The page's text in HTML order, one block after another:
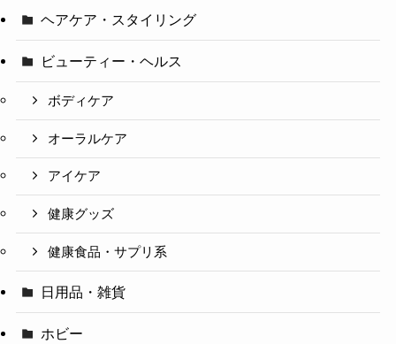
ヘアケア・スタイリング
ビューティー・ヘルス
ボディケア
オーラルケア
アイケア
健康グッズ
健康食品・サプリ系
日用品・雑貨
ホビー